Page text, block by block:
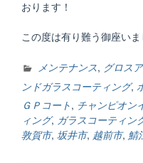
おります！
この度は有り難う御座い
メンテナンス, グロス
ンドガラスコーティング,
ＧＰコート, チャンピオン
ィング, ガラスコーティン
敦賀市, 坂井市, 越前市, 鯖